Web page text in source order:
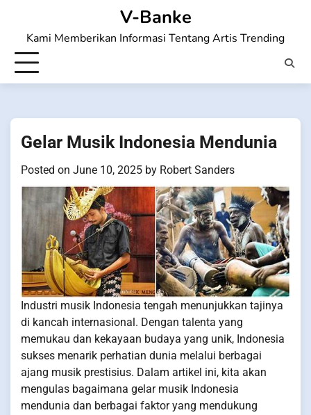
content
V-Banke
Kami Memberikan Informasi Tentang Artis Trending
Gelar Musik Indonesia Mendunia
Posted on June 10, 2025 by Robert Sanders
Industri musik Indonesia tengah menunjukkan tajinya
di kancah internasional. Dengan talenta yang
memukau dan kekayaan budaya yang unik, Indonesia
sukses menarik perhatian dunia melalui berbagai
ajang musik prestisius. Dalam artikel ini, kita akan
mengulas bagaimana gelar musik Indonesia
mendunia dan berbagai faktor yang mendukung